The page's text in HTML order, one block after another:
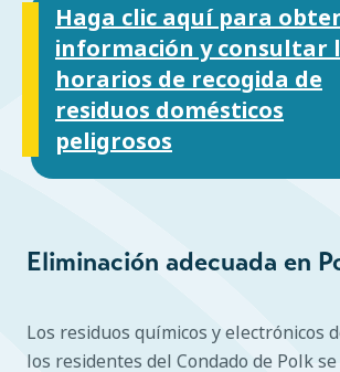
Haga clic aquí para
información y consultar
horarios de recogida de
residuos domésticos
peligrosos
Eliminación adecuada en
Los residuos químicos y electrónicos
los residentes del Condado de Polk